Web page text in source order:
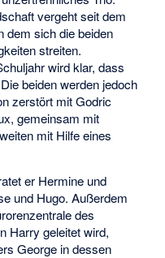
vergeht seit dem
dem sich die beiden
streiten.
wird klar, dass
beiden werden jedoch
zerstört mit Godric
gemeinsam mit
mit Hilfe eines
er Hermine und
und Hugo. Außerdem
des
Harry geleitet wird,
George in dessen